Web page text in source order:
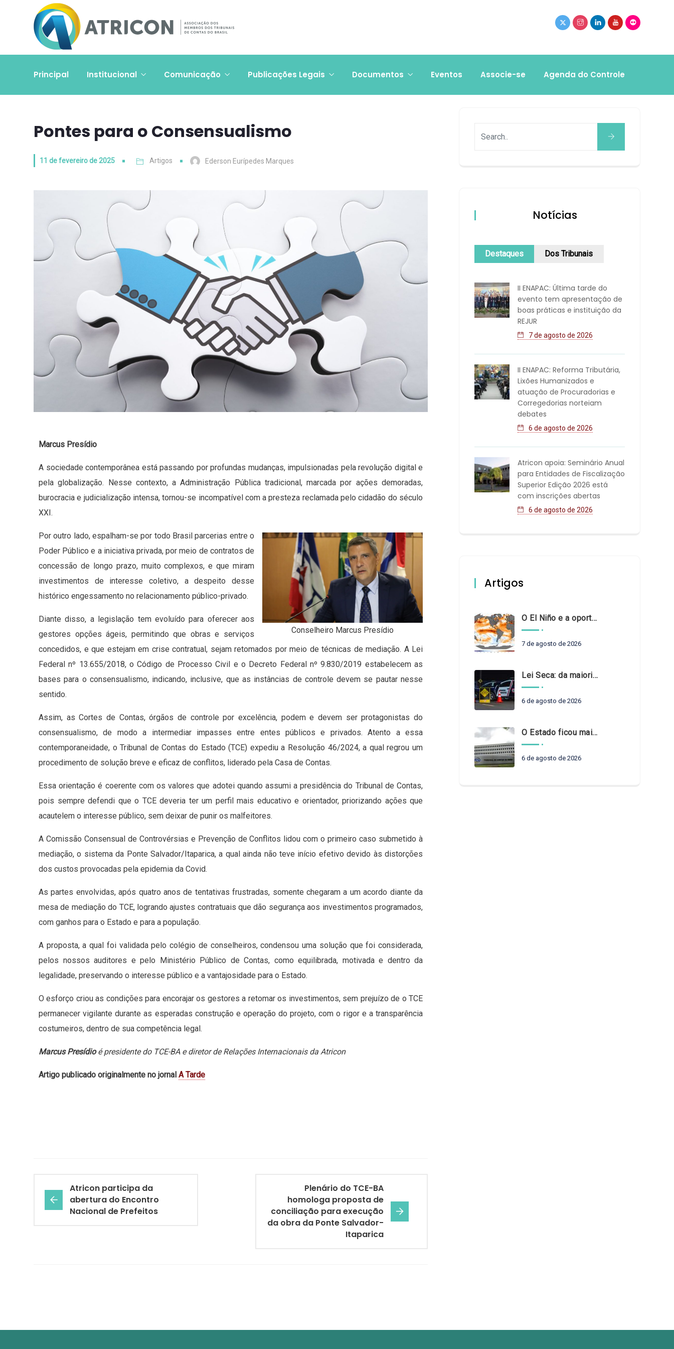
Principal Institucional Comunicação Publicações Legais Documentos Eventos Associe-se Agenda do Controle
Pontes para o Consensualismo
11 de fevereiro de 2025 Artigos Ederson Eurípedes Marques
Marcus Presídio
A sociedade contemporânea está passando por profundas mudanças, impulsionadas pela revolução digital e
pela globalização. Nesse contexto, a Administração Pública tradicional, marcada por ações demoradas,
burocracia e judicialização intensa, tornou-se incompatível com a presteza reclamada pelo cidadão do século
XXI.
Conselheiro Marcus Presídio
Por outro lado, espalham-se por todo Brasil parcerias entre o
Poder Público e a iniciativa privada, por meio de contratos de
concessão de longo prazo, muito complexos, e que miram
investimentos de interesse coletivo, a despeito desse
histórico engessamento no relacionamento público-privado.
Diante disso, a legislação tem evoluído para oferecer aos
gestores opções ágeis, permitindo que obras e serviços
concedidos, e que estejam em crise contratual, sejam retomados por meio de técnicas de mediação. A Lei
Federal nº 13.655/2018, o Código de Processo Civil e o Decreto Federal nº 9.830/2019 estabelecem as
bases para o consensualismo, indicando, inclusive, que as instâncias de controle devem se pautar nesse
sentido.
Assim, as Cortes de Contas, órgãos de controle por excelência, podem e devem ser protagonistas do
consensualismo, de modo a intermediar impasses entre entes públicos e privados. Atento a essa
contemporaneidade, o Tribunal de Contas do Estado (TCE) expediu a Resolução 46/2024, a qual regrou um
procedimento de solução breve e eficaz de conflitos, liderado pela Casa de Contas.
Essa orientação é coerente com os valores que adotei quando assumi a presidência do Tribunal de Contas,
pois sempre defendi que o TCE deveria ter um perfil mais educativo e orientador, priorizando ações que
acautelem o interesse público, sem deixar de punir os malfeitores.
A Comissão Consensual de Controvérsias e Prevenção de Conflitos lidou com o primeiro caso submetido à
mediação, o sistema da Ponte Salvador/Itaparica, a qual ainda não teve início efetivo devido às distorções
dos custos provocadas pela epidemia da Covid.
As partes envolvidas, após quatro anos de tentativas frustradas, somente chegaram a um acordo diante da
mesa de mediação do TCE, logrando ajustes contratuais que dão segurança aos investimentos programados,
com ganhos para o Estado e para a população.
A proposta, a qual foi validada pelo colégio de conselheiros, condensou uma solução que foi considerada,
pelos nossos auditores e pelo Ministério Público de Contas, como equilibrada, motivada e dentro da
legalidade, preservando o interesse público e a vantajosidade para o Estado.
O esforço criou as condições para encorajar os gestores a retomar os investimentos, sem prejuízo de o TCE
permanecer vigilante durante as esperadas construção e operação do projeto, com o rigor e a transparência
costumeiros, dentro de sua competência legal.
Marcus Presídioé presidente do TCE-BA e diretor de Relações Internacionais da Atricon
Artigo publicado originalmente no jornal A Tarde
Atricon participa da
abertura do Encontro
Nacional de Prefeitos
Plenário do TCE-BA
homologa proposta de
conciliação para execução
da obra da Ponte Salvador-
Itaparica
Notícias
Destaques Dos Tribunais
II ENAPAC: Última tarde do
evento tem apresentação de
boas práticas e instituição da
REJUR
7 de agosto de 2026
II ENAPAC: Reforma Tributária,
Lixões Humanizados e
atuação de Procuradorias e
Corregedorias norteiam
debates
6 de agosto de 2026
Atricon apoia: Seminário Anual
para Entidades de Fiscalização
Superior Edição 2026 está
com inscrições abertas
6 de agosto de 2026
Artigos
O El Niño e a oportunidade de fortalecer o controle externo das políticas climáticas
7 de agosto de 2026
Lei Seca: da maioridade à maturidade
6 de agosto de 2026
O Estado ficou mais complexo. O controle precisa acompanhar
6 de agosto de 2026